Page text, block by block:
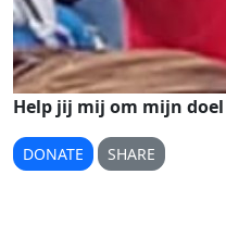
Help jij mij om mijn
DONATE SHARE